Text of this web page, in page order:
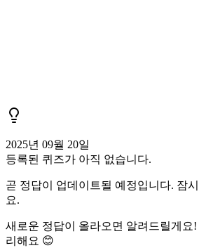
2025년 09월 20일
등록된 퀴즈가 아직 없습니다.
곧 정답이 업데이트될 예정입니다. 잠
요.
새로운 정답이 올라오면 알려드릴게요
리해요 😊